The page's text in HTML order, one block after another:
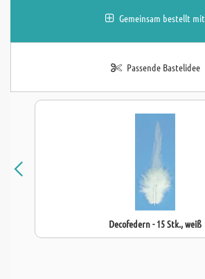
Gemeinsam bestellt mit
Passende Bastelidee
Decofedern - 15 Stk., weiß